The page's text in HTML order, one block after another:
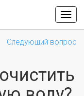
Следующий вопрос